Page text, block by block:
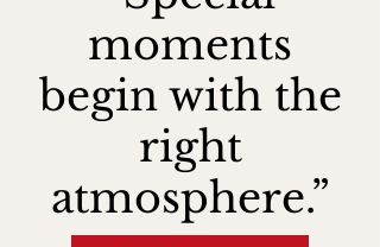
moments
begin with the
right
atmosphere.”